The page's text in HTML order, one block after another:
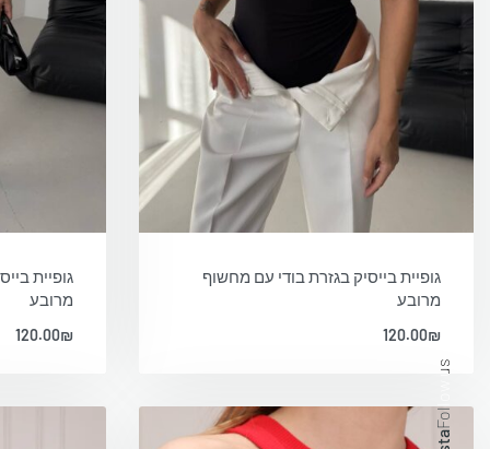
גופיית בייסיק בגזרת בודי עם מחשוף
מרובע
120.00₪
גופיית
מרובע
120.00₪
Follow us